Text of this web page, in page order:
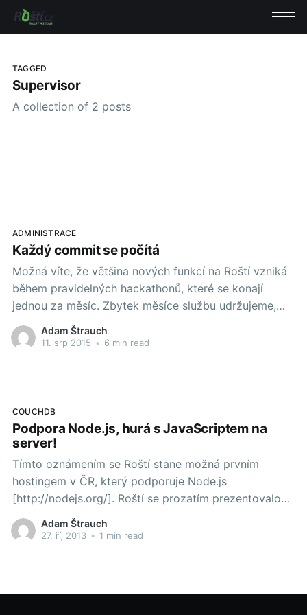
TAGGED
Supervisor
A collection of 2 posts
ADMINISTRACE
Každý commit se počítá
Možná víte, že většina nových funkcí na Roští vzniká
během pravidelných hackathonů, které se konají
jednou za měsíc. Zbytek měsíce službu udržujeme,
opravujeme chyby a sbíráme podněty na další
hackathon. Poslední víkend jeden hackathon proběhl,
Adam Štrauch
11. srp 2015 • 6 min read
COUCHDB
Podpora Node.js, hurá s JavaScriptem na
server!
Tímto oznámením se Roští stane možná prvním
hostingem v ČR, který podporuje Node.js
[http://nodejs.org/]. Roští se prozatím prezentovalo
jako spíše Pythoní hosting a tolerancí PHP, ale od
dnešního dne se rozrostlo. Node.js už je integrované
Adam Štrauch
27. říj 2013 • 1 min read